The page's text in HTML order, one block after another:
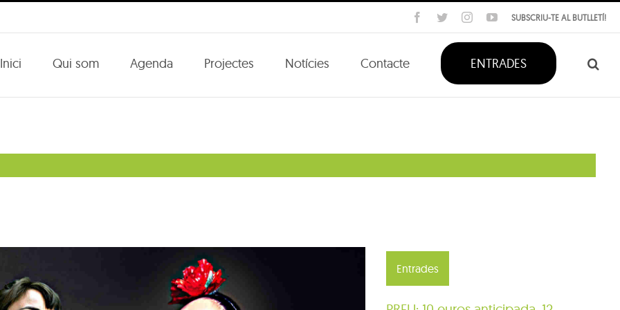
SUBSCRIU-TE AL BUTLLETÍ!
Facebook
TwitterInstagramYouTube
Inici Qui som Agenda Projectes Notícies Contacte ENTRADES
Entrades